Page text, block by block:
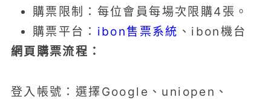
購票限制：每位會員每場次限購4張。
購票平台： ibon售票系統 、ibon機台
網頁購票流程：
登入帳號：選擇Google、uniopen、